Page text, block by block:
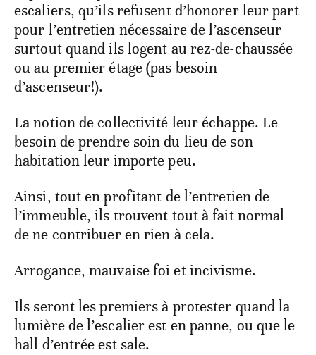
escaliers, qu’ils refusent d’honorer leur part
pour l’entretien nécessaire de l’ascenseur
surtout quand ils logent au rez-de-chaussée
ou au premier étage (pas besoin
d’ascenseur!).
La notion de collectivité leur échappe. Le
besoin de prendre soin du lieu de son
habitation leur importe peu.
Ainsi, tout en profitant de l’entretien de
l’immeuble, ils trouvent tout à fait normal
de ne contribuer en rien à cela.
Arrogance, mauvaise foi et incivisme.
Ils seront les premiers à protester quand la
lumière de l’escalier est en panne, ou que le
hall d’entrée est sale.